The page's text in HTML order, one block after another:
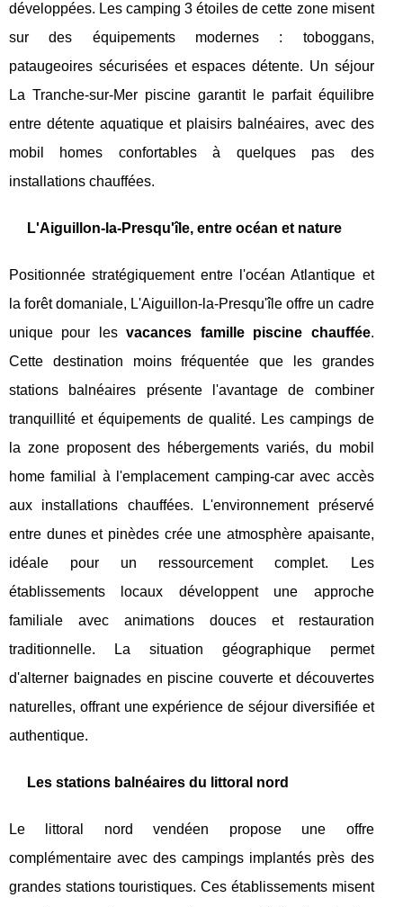
développées. Les camping 3 étoiles de cette zone misent
sur des équipements modernes : toboggans,
pataugeoires sécurisées et espaces détente. Un séjour
La Tranche-sur-Mer piscine garantit le parfait équilibre
entre détente aquatique et plaisirs balnéaires, avec des
mobil homes confortables à quelques pas des
installations chauffées.
L'Aiguillon-la-Presqu'île, entre océan et nature
Positionnée stratégiquement entre l'océan Atlantique et
la forêt domaniale, L'Aiguillon-la-Presqu'île offre un cadre
unique pour lesvacances famille piscine chauffée.
Cette destination moins fréquentée que les grandes
stations balnéaires présente l'avantage de combiner
tranquillité et équipements de qualité. Les campings de
la zone proposent des hébergements variés, du mobil
home familial à l'emplacement camping-car avec accès
aux installations chauffées. L'environnement préservé
entre dunes et pinèdes crée une atmosphère apaisante,
idéale pour un ressourcement complet. Les
établissements locaux développent une approche
familiale avec animations douces et restauration
traditionnelle. La situation géographique permet
d'alterner baignades en piscine couverte et découvertes
naturelles, offrant une expérience de séjour diversifiée et
authentique.
Les stations balnéaires du littoral nord
Le littoral nord vendéen propose une offre
complémentaire avec des campings implantés près des
grandes stations touristiques. Ces établissements misent